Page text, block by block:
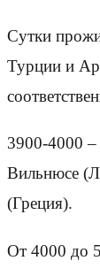
Сутки
Турции и
3900-4000 –
Вильнюсе
(Греция).
От 4000 до